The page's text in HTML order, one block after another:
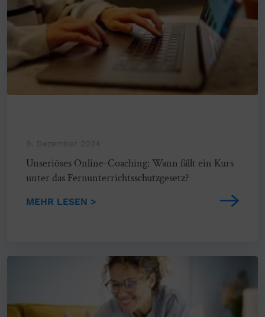
9. Dezember 2024
Unseriöses Online-Coaching: Wann fällt ein Kurs
unter das Fernunterrichtsschutzgesetz?
MEHR LESEN >